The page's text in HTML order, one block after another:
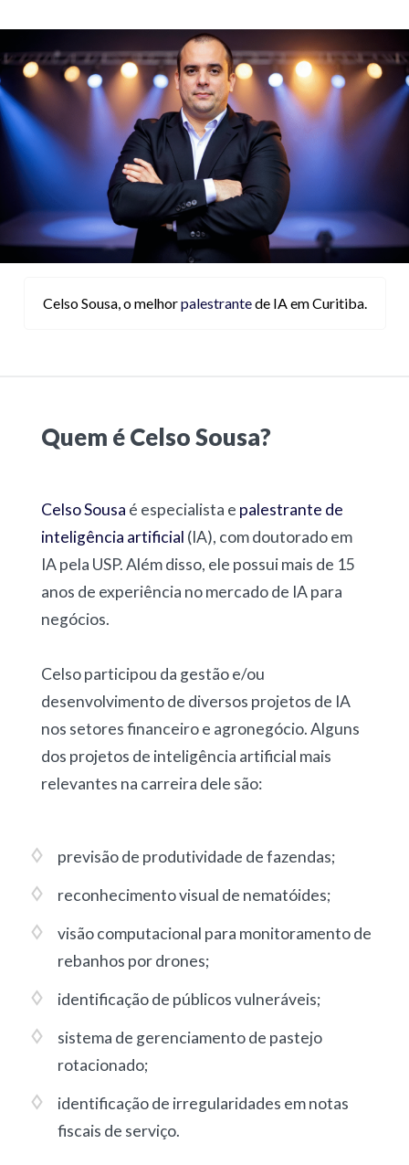
Celso Sousa, o melhorpalestrantede IA em Curitiba.
Quem é Celso Sousa?
Celso Sousa é especialista e palestrante de
inteligência artificial (IA), com doutorado em
IA pela USP. Além disso, ele possui mais de 15
anos de experiência no mercado de IA para
negócios.
Celso participou da gestão e/ou
desenvolvimento de diversos projetos de IA
nos setores financeiro e agronegócio. Alguns
dos projetos de inteligência artificial mais
relevantes na carreira dele são:
previsão de produtividade de fazendas;
reconhecimento visual de nematóides;
visão computacional para monitoramento de
rebanhos por drones;
identificação de públicos vulneráveis;
sistema de gerenciamento de pastejo
rotacionado;
identificação de irregularidades em notas
fiscais de serviço.